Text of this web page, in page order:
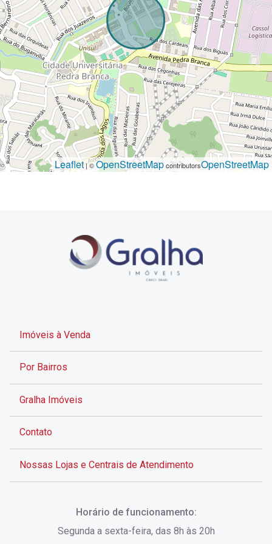
Leaflet| ©OpenStreetMapcontributorsOpenStreetMap
Imóveis à Venda
Por Bairros
Gralha Imóveis
Contato
Nossas Lojas e Centrais de Atendimento
Horário de funcionamento:
Segunda a sexta-feira, das 8h às 20h